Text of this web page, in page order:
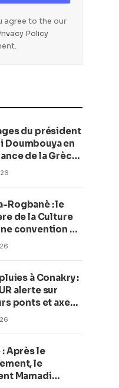
agree to the our
Policy
du président
Doumbouya en
de la Grèce
les Guinéens
Rogbanè : le
de la Culture
convention de
de dollars
à Conakry :
alerte sur
ponts et axes
: Après le
le
Mamadi